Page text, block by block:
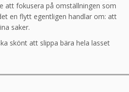
att fokusera på omställningen som
en flytt egentligen handlar om: att
saker.
skönt att slippa bära hela lasset